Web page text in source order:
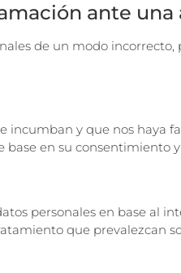
ante
de un modo
incumban y que nos
en su consentimiento
personales en base al
que prevalezcan